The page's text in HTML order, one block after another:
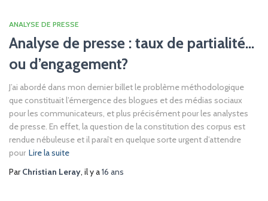
ANALYSE DE PRESSE
Analyse de presse : taux de partialité…
ou d’engagement?
J’ai abordé dans mon dernier billet le problème méthodologique
que constituait l’émergence des blogues et des médias sociaux
pour les communicateurs, et plus précisément pour les analystes
de presse. En effet, la question de la constitution des corpus est
rendue nébuleuse et il paraît en quelque sorte urgent d’attendre
pour Lire la suite
ParChristian Leray, il y a16 ans